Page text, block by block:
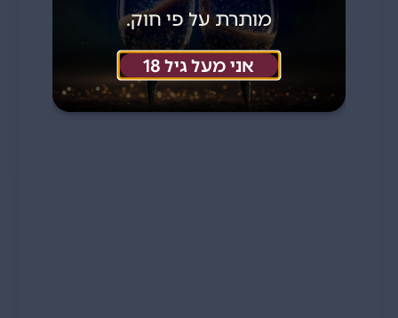
מותרת על פי חוק.
אני מעל גיל 18